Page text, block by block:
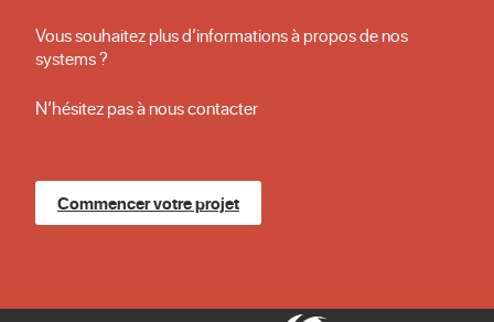
Vous souhaitez plus d’informations à propos de nos
systems ?
N’hésitez pas à nous contacter
Commencer votre projet